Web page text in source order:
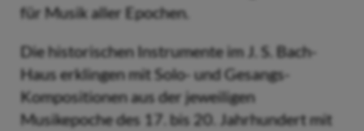
für Musik aller Epochen.
Die historischen Instrumente im J. S. Bach-
Haus erklingen mit Solo- und Gesangs-
Kompositionen aus der jeweiligen
Musikepoche des 17. bis 20. Jahrhundert mit